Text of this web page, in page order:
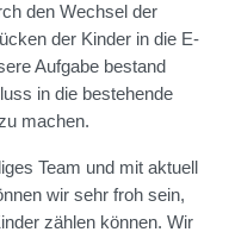
den Wechsel der
der Kinder in die E-
Aufgabe bestand
in die bestehende
machen.
Team und mit aktuell
wir sehr froh sein,
zählen können. Wir